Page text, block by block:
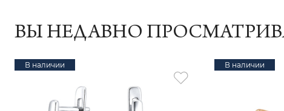
ВЫ НЕДАВНО
В наличии В наличии